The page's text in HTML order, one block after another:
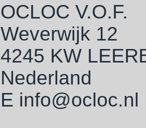
OCLOC V.O.F.
Weverwijk 12
4245 KW
Nederland
E info@ocloc.nl